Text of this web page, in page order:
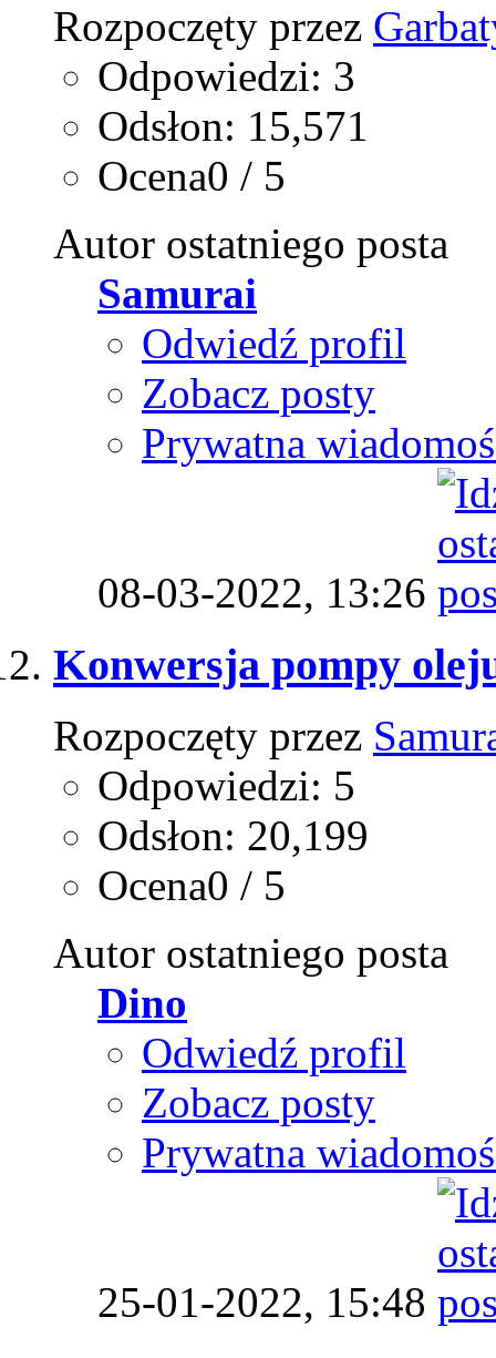
Rozpoczęty przez
Odpowiedzi: 3
Odsłon: 15,571
Ocena0 / 5
Autor ostatniego posta
Samurai
Odwiedź profil
Zobacz posty
Prywatna
08-03-2022, 13:26
Konwersja pompy
Rozpoczęty przez
Odpowiedzi: 5
Odsłon: 20,199
Ocena0 / 5
Autor ostatniego posta
Dino
Odwiedź profil
Zobacz posty
Prywatna
25-01-2022, 15:48